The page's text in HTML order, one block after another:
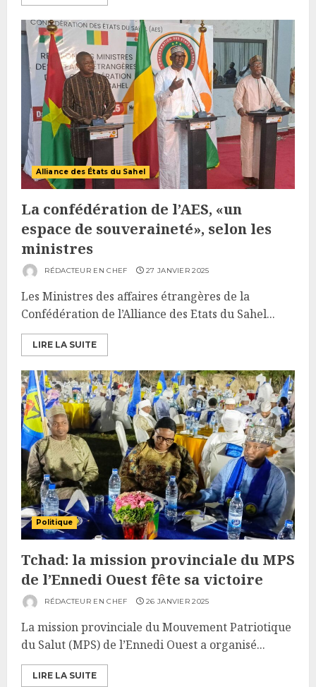
Alliance des États du Sahel
La confédération de l’AES, «un
espace de souveraineté», selon les
ministres
RÉDACTEUR EN CHEF 27 JANVIER 2025
Les Ministres des affaires étrangères de la
Confédération de l’Alliance des Etats du Sahel...
LIRE LA SUITE
Politique
Tchad: la mission provinciale du MPS
de l’Ennedi Ouest fête sa victoire
RÉDACTEUR EN CHEF 26 JANVIER 2025
La mission provinciale du Mouvement Patriotique
du Salut (MPS) de l’Ennedi Ouest a organisé...
LIRE LA SUITE